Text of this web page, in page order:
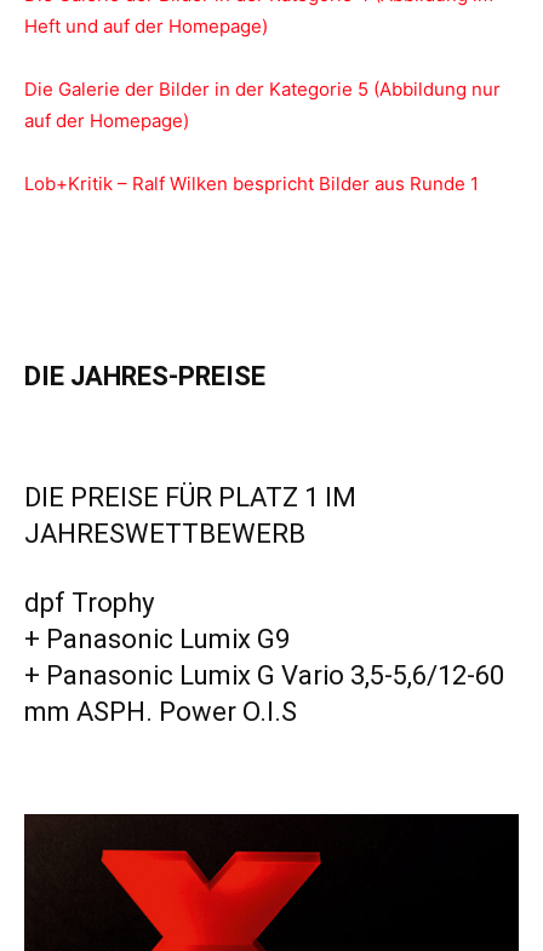
Heft und auf der Homepage)
Die Galerie der Bilder in der Kategorie 5 (Abbildung nur
auf der Homepage)
Lob+Kritik – Ralf Wilken bespricht Bilder aus Runde 1
DIE JAHRES-PREISE
DIE PREISE FÜR PLATZ 1 IM
JAHRESWETTBEWERB
dpf Trophy
+ Panasonic Lumix G9
+ Panasonic Lumix G Vario 3,5-5,6/12-60
mm ASPH. Power O.I.S